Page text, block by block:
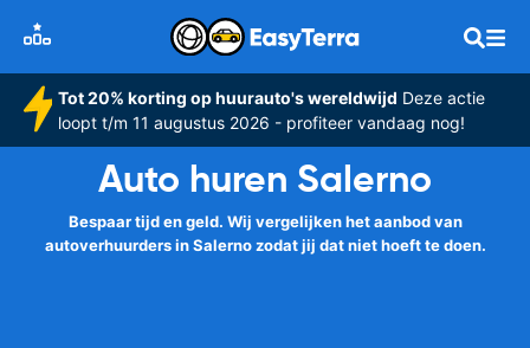
Tot 20% korting op huurauto's wereldwijd Deze actie
loopt t/m 11 augustus 2026 - profiteer vandaag nog!
Auto huren Salerno
Bespaar tijd en geld. Wij vergelijken het aanbod van
autoverhuurders in Salerno zodat jij dat niet hoeft te doen.